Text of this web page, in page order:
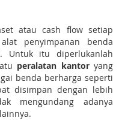
atau cash flow setiap
penyimpanan benda
Untuk itu diperlukanlah
peralatan kantoryang
benda berharga seperti
disimpan dengan lebih
mengundang adanya